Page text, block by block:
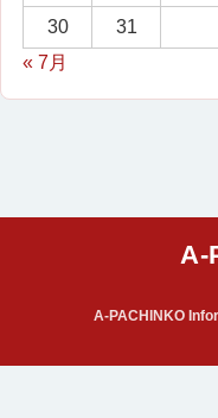
30
31
« 7月
A-PACHINKO